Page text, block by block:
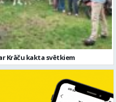
Krāču kakta svētkiem